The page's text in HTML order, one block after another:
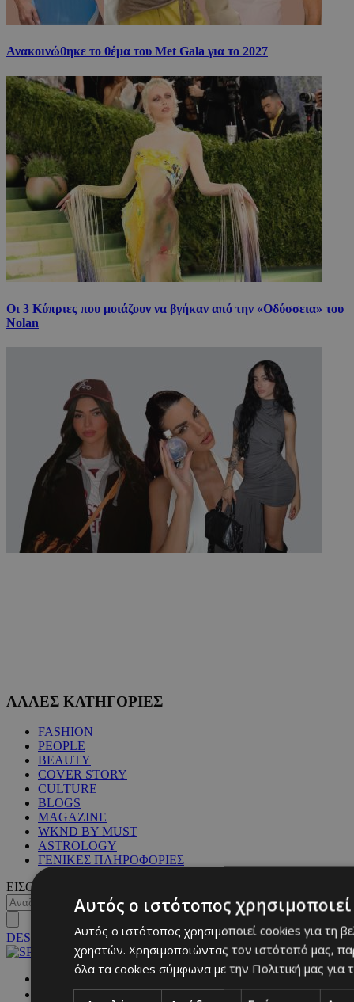
Ανακοινώθηκε το θέμα του Met Gala για το 2027
Οι 3 Κύπριες που μοιάζουν να βγήκαν από την «Οδύσσεια» του
Nolan
ΑΛΛΕΣ ΚΑΤΗΓΟΡΙΕΣ
FASHION
PEOPLE
BEAUTY
COVER STORY
CULTURE
BLOGS
MAGAZINE
WKND BY MUST
ASTROLOGY
ΓΕΝΙΚΕΣ ΠΛΗΡΟΦΟΡΙΕΣ
ΕΙΣΟΔΟΣ
DESKTOP
Αυτός ο ιστότοπος
Αυτός ο ιστότοπος χρησιμοποιεί cookies για τη
χρηστών. Χρησιμοποιώντας τον ιστότοπό μας,
όλα τα cookies σύμφωνα με την Πολιτική μας για